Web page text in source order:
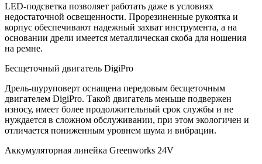
LED-подсветка позволяет работать даже в условиях
недостаточной освещенности. Прорезиненные рукоятка и
корпус обеспечивают надежный захват инструмента, а на
основании дрели имеется металлическая скоба для ношения
на ремне.
Бесщеточный двигатель DigiPro
Дрель-шуруповерт оснащена передовым бесщеточным
двигателем DigiPro. Такой двигатель меньше подвержен
износу, имеет более продолжительный срок службы и не
нуждается в сложном обслуживании, при этом экологичен и
отличается пониженным уровнем шума и вибрации.
Аккумуляторная линейка Greenworks 24V